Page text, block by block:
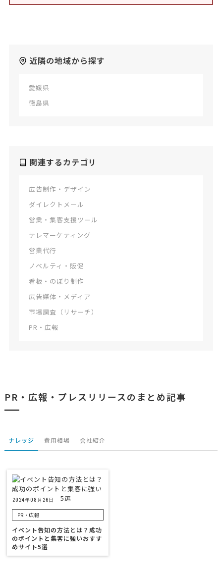
近隣の地域から探す
愛媛県
徳島県
関連するカテゴリ
広告制作・デザイン
ダイレクトメール
営業・集客支援ツール
テレマーケティング
営業代行
ノベルティ・販促
看板・のぼり制作
広告媒体・メディア
市場調査（リサーチ）
PR・広報
PR・広報・プレスリリースのまとめ記事
ナレッジ 費用相場 会社紹介
2024年08月26日
PR・広報
イベント告知の方法とは？成功
のポイントと集客に強いおすす
めサイト5選